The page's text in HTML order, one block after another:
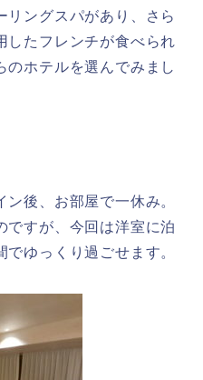
リングスパがあり、さら
したフレンチが食べられ
のホテルを選んでみまし
後、お部屋で一休み。
ですが、今回は洋室に泊
ゆっくり過ごせます。